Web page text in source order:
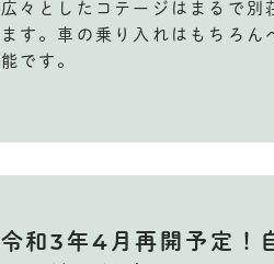
広々としたコテージはまるで別
ます。車の乗り入れはもちろん
能です。
令和3年4月再開予定！